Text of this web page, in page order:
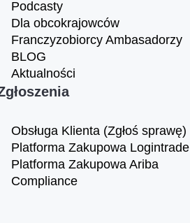
Podcasty
Dla obcokrajowców
Franczyzobiorcy Ambasadorzy
BLOG
Aktualności
Obsługa Klienta (Zgłoś sprawę)
Platforma Zakupowa Logintrade
Platforma Zakupowa Ariba
Compliance